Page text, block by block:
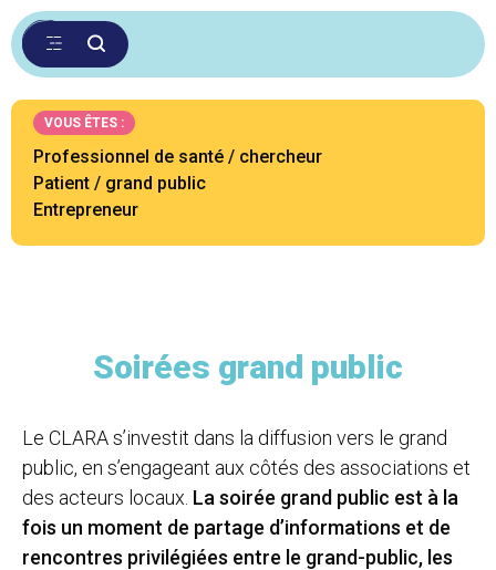
VOUS ÊTES :
Professionnel de santé / chercheur
Patient / grand public
Entrepreneur
Soirées grand public
Le CLARA s’investit dans la diffusion vers le grand
public, en s’engageant aux côtés des associations et
des acteurs locaux. La soirée grand public est à la
fois un moment de partage d’informations et de
rencontres privilégiées entre le grand-public, les